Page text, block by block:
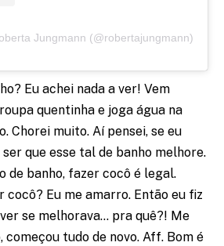
Jungmann (@robertajungmann)
Eu achei nada a ver! Vem
quentinha e joga água na
Chorei muito. Aí pensei, se eu
que esse tal de banho melhore.
de banho, fazer cocô é legal.
Eu me amarro. Então eu fiz
se melhorava… pra quê?! Me
começou tudo de novo. Aff. Bom é